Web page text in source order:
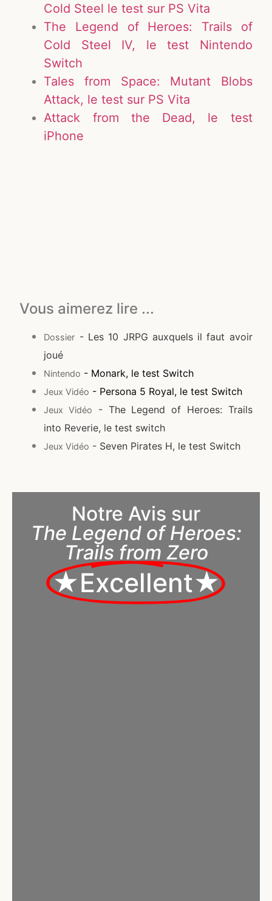
Cold Steel le test sur PS Vita
The Legend of Heroes: Trails of
Cold Steel IV, le test Nintendo
Switch
Tales from Space: Mutant Blobs
Attack, le test sur PS Vita
Attack from the Dead, le test
iPhone
Vous aimerez lire ...
Dossier - Les 10 JRPG auxquels il faut avoir
joué
Nintendo - Monark, le test Switch
Jeux Vidéo - Persona 5 Royal, le test Switch
Jeux Vidéo
- The Legend of Heroes: Trails
into Reverie, le test switch
Jeux Vidéo - Seven Pirates H, le test Switch
Notre Avis sur
The Legend of Heroes:
Trails from Zero
★Excellent★